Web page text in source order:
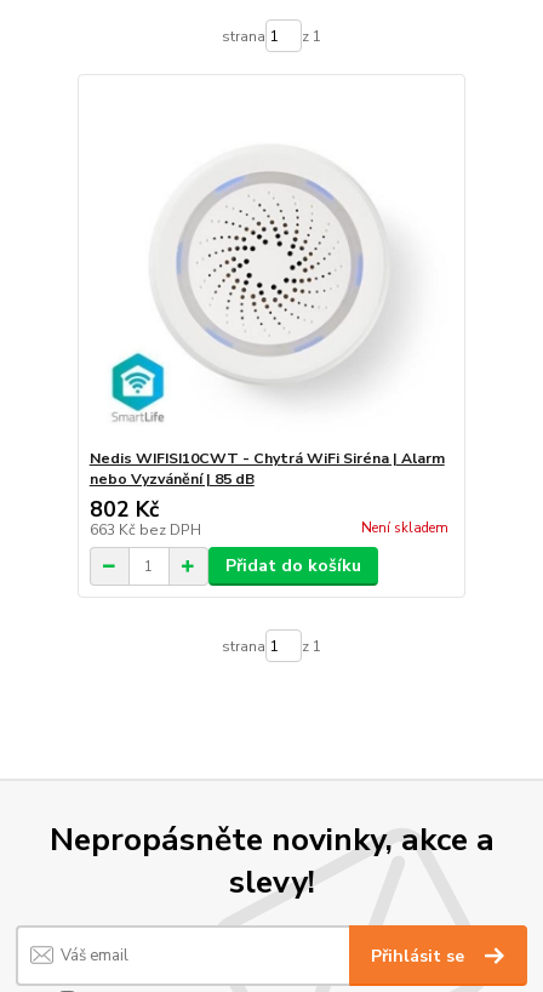
strana z 1
Nedis WIFISI10CWT - Chytrá WiFi Siréna | Alarm
nebo Vyzvánění | 85 dB
802 Kč
663 Kč bez DPH Není skladem
Přidat do košíku
strana z 1
Nepropásněte novinky, akce a
slevy!
Přihlásit se